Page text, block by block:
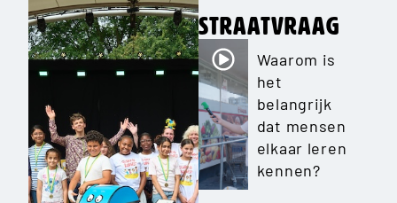
Straatvraag
Waarom is
het
belangrijk
dat mensen
elkaar leren
kennen?